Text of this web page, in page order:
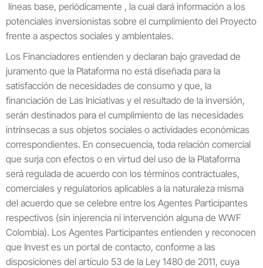
líneas base, periódicamente , la cual dará información a los
potenciales inversionistas sobre el cumplimiento del Proyecto
frente a aspectos sociales y ambientales.
Los Financiadores entienden y declaran bajo gravedad de
juramento que la Plataforma no está diseñada para la
satisfacción de necesidades de consumo y que, la
financiación de Las Iniciativas y el resultado de la inversión,
serán destinados para el cumplimiento de las necesidades
intrínsecas a sus objetos sociales o actividades económicas
correspondientes. En consecuencia, toda relación comercial
que surja con efectos o en virtud del uso de la Plataforma
será regulada de acuerdo con los términos contractuales,
comerciales y regulatorios aplicables a la naturaleza misma
del acuerdo que se celebre entre los Agentes Participantes
respectivos (sin injerencia ni intervención alguna de WWF
Colombia). Los Agentes Participantes entienden y reconocen
que Invest es un portal de contacto, conforme a las
disposiciones del artículo 53 de la Ley 1480 de 2011, cuya